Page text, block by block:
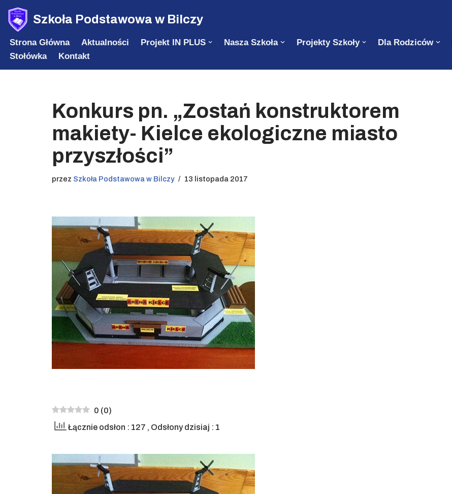
Przejdź
do
treści
Szkoła Podstawowa w Bilczy
Strona Główna Aktualności Projekt IN PLUS Nasza Szkoła Projekty Szkoły Dla Rodziców
Stołówka
Kontakt
Konkurs pn. „Zostań konstruktorem
makiety- Kielce ekologiczne miasto
przyszłości”
przez Szkoła Podstawowa w Bilczy 13 listopada 2017
0 (0)
Łącznie odsłon : 127 , Odsłony dzisiaj : 1